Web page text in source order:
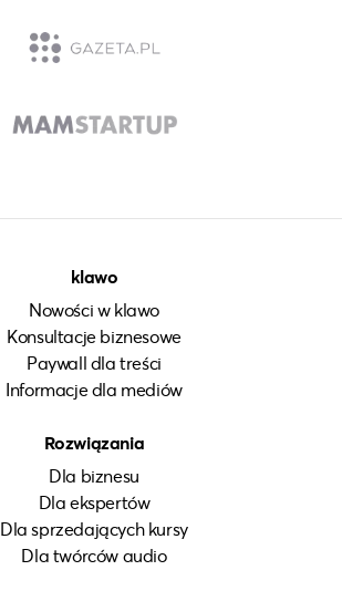
klawo
Nowości w klawo
Konsultacje biznesowe
Paywall dla treści
Informacje dla mediów
Rozwiązania
Dla biznesu
Dla ekspertów
Dla sprzedających kursy
Dla twórców audio